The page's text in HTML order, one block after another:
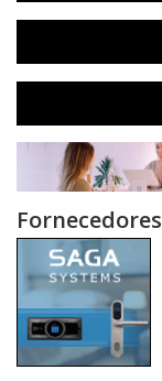
Fornecedores